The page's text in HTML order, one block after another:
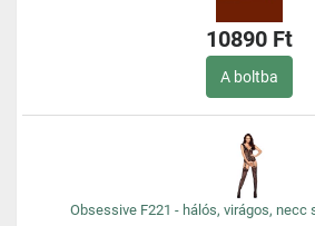
10890 Ft
A boltba
Obsessive F221 - hálós, virágos, necc